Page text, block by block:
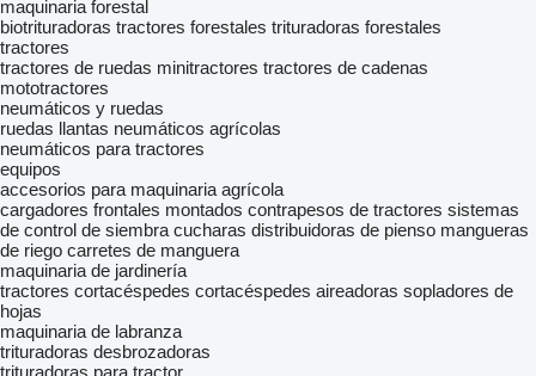
maquinaria forestal
biotrituradoras tractores forestales trituradoras forestales
tractores
tractores de ruedas minitractores tractores de cadenas
mototractores
neumáticos y ruedas
ruedas llantas neumáticos agrícolas
neumáticos para tractores
equipos
accesorios para maquinaria agrícola
cargadores frontales montados contrapesos de tractores sistemas
de control de siembra cucharas distribuidoras de pienso mangueras
de riego carretes de manguera
maquinaria de jardinería
tractores cortacéspedes cortacéspedes aireadoras sopladores de
hojas
maquinaria de labranza
trituradoras desbrozadoras
trituradoras para tractor